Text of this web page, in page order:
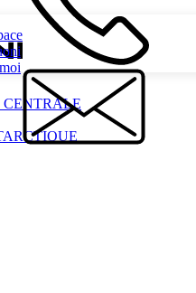
CENTRALE